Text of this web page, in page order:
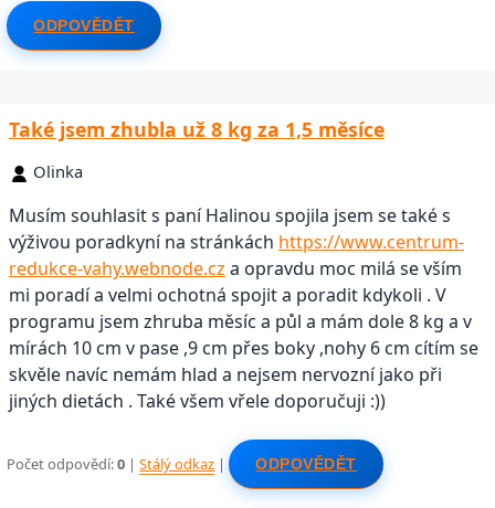
ODPOVĚDĚT
Také jsem zhubla už 8 kg za 1,5 měsíce
Olinka
Musím souhlasit s paní Halinou spojila jsem se také s
výživou poradkyní na stránkách https://www.centrum-
redukce-vahy.webnode.cz a opravdu moc milá se vším
mi poradí a velmi ochotná spojit a poradit kdykoli . V
programu jsem zhruba měsíc a půl a mám dole 8 kg a v
mírách 10 cm v pase ,9 cm přes boky ,nohy 6 cm cítím se
skvěle navíc nemám hlad a nejsem nervozní jako při
jiných dietách . Také všem vřele doporučuji :))
Počet odpovědí:0 |Stálý odkaz | ODPOVĚDĚT